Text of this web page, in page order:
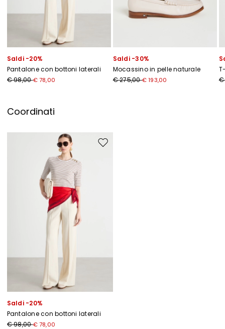
Saldi -20%
Pantalone con bottoni laterali
€ 98,00€ 78,00
Saldi -30%
Mocassino in pelle naturale
€ 275,00€ 193,00
€
Coordinati
Sposta nella wishlist
Saldi -20%
Pantalone con bottoni laterali
€ 98,00€ 78,00